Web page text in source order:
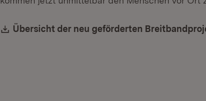
Download:
Übersicht der neu geförderten